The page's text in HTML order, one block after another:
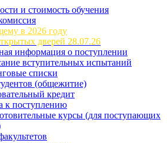
и стоимость обучения
в 2026 году
дверей 28.07.26
информация о поступлении
вступительных испытаний
списки
(общежитие)
кредит
к поступлению
курсы (для поступающих